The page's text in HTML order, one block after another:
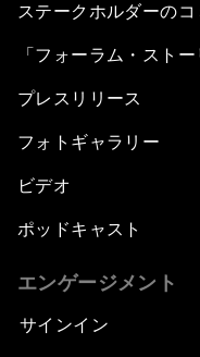
ステークホルダーのコ
「フォーラム・ストー
プレスリリース
フォトギャラリー
ビデオ
ポッドキャスト
エンゲージメント
サインイン